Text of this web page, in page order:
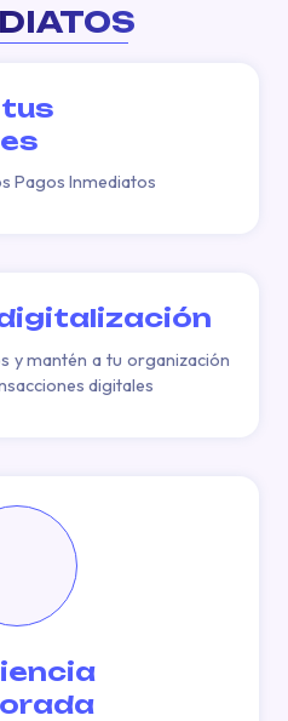
Pagos Inmediatos
y mantén a tu organización
digitales